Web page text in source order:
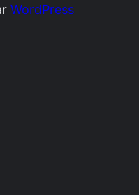
WordPress